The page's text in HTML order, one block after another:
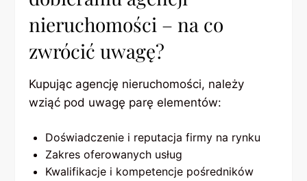
nieruchomości – na co
zwrócić uwagę?
Kupując agencję nieruchomości, należy
wziąć pod uwagę parę elementów:
Doświadczenie i reputacja firmy na rynku
Zakres oferowanych usług
Kwalifikacje i kompetencje pośredników